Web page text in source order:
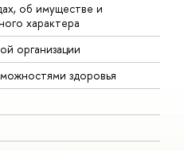
об имуществе и
характера
организации
здоровья